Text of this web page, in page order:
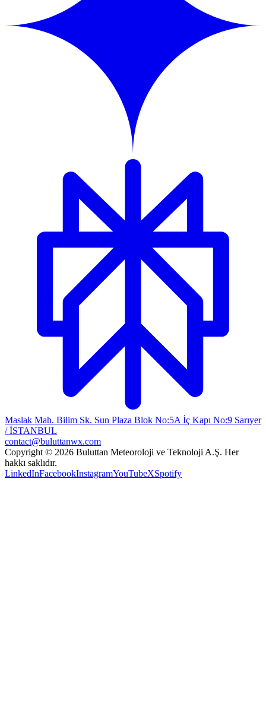
Maslak Mah. Bilim Sk. Sun Plaza Blok No:5A İç Kapı No:9 Sarıyer
/ İSTANBUL
contact@buluttanwx.com
Copyright © 2026 Buluttan Meteoroloji ve Teknoloji A.Ş. Her
hakkı saklıdır.
LinkedInFacebookInstagramYouTubeXSpotify